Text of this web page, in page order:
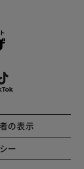
の表示
ー